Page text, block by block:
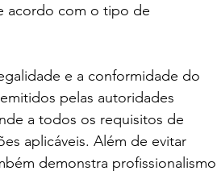
acordo com o tipo de
e a conformidade do
pelas autoridades
a todos os requisitos de
aplicáveis. Além de evitar
demonstra profissionalismo